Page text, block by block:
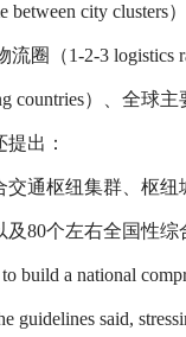
between city clusters
流圈（1-2-3 logistics
countries）、全球主
提出：
交通枢纽集群、枢纽
及80个左右全国性综
build a national
guidelines said,